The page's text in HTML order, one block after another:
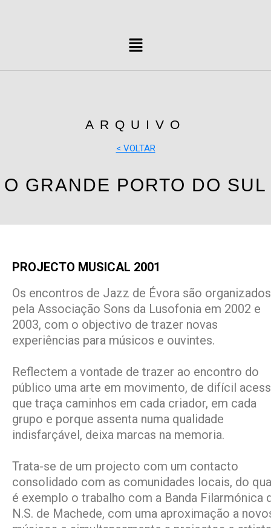
ARQUIVO
< VOLTAR
O GRANDE PORTO DO SUL
PROJECTO MUSICAL 2001
Os encontros de Jazz de Évora são organizados
pela Associação Sons da Lusofonia em 2002 e
2003, com o objectivo de trazer novas
experiências para músicos e ouvintes.
Reflectem a vontade de trazer ao encontro do
público uma arte em movimento, de difícil
que traça caminhos em cada criador, em cada
grupo e porque assenta numa qualidade
indisfarçável, deixa marcas na memoria.
Trata-se de um projecto com um contacto
consolidado com as comunidades locais, do
é exemplo o trabalho com a Banda Filarmónica
N.S. de Machede, com uma aproximação a